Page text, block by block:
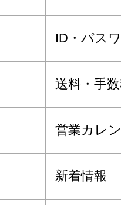
ID・パス
送料・手
営業カレ
新着情報